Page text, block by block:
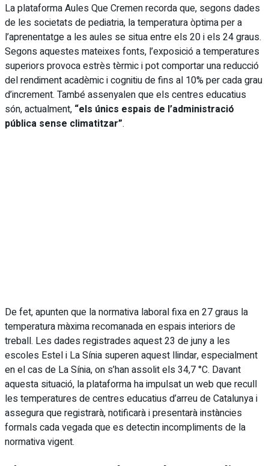
La plataforma Aules Que Cremen recorda que, segons dades
de les societats de pediatria, la temperatura òptima per a
l’aprenentatge a les aules se situa entre els 20 i els 24 graus.
Segons aquestes mateixes fonts, l’exposició a temperatures
superiors provoca estrès tèrmic i pot comportar una reducció
del rendiment acadèmic i cognitiu de fins al 10% per cada grau
d’increment. També assenyalen que els centres educatius
són, actualment, “els únics espais de l’administració
pública sense climatitzar”.
De fet, apunten que la normativa laboral fixa en 27 graus la
temperatura màxima recomanada en espais interiors de
treball. Les dades registrades aquest 23 de juny a les
escoles Estel i La Sínia superen aquest llindar, especialment
en el cas de La Sínia, on s’han assolit els 34,7 °C. Davant
aquesta situació, la plataforma ha impulsat un web que recull
les temperatures de centres educatius d’arreu de Catalunya i
assegura que registrarà, notificarà i presentarà instàncies
formals cada vegada que es detectin incompliments de la
normativa vigent.